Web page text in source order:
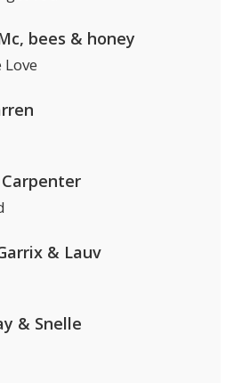
bees & honey
Love
& Lauv
& Snelle